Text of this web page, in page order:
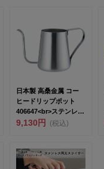
日本製 高桑金属 コー
ヒードリップポット
406647<br>ステンレ
ス...
9,130円 (税込)